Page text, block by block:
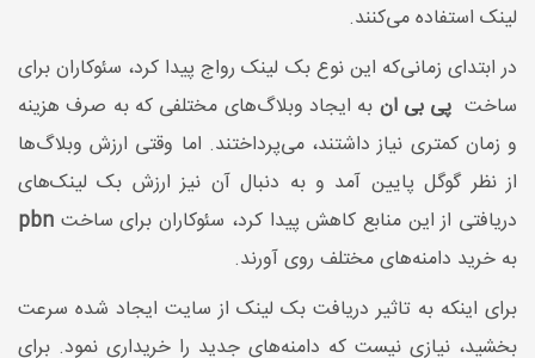
لینک استفاده می‌کنند.
در ابتدای زمانی‌که این نوع بک لینک رواج پیدا کرد، سئوکاران برای
ساخت پی بی ان به ایجاد وبلاگ‌های مختلفی که به صرف هزینه
و زمان کمتری نیاز داشتند، می‌‌پرداختند. اما وقتی ارزش وبلاگ‌ها
از نظر گوگل پایین آمد و به دنبال آن نیز ارزش بک لینک‌های
دریافتی از این منابع کاهش پیدا کرد، سئوکاران برای ساخت pbn
به خرید دامنه‌های مختلف روی آورند.
برای اینکه به تاثیر دریافت بک لینک از سایت ایجاد شده سرعت
بخشید، نیازی نیست که دامنه‌های جدید را خریداری نمود. برای